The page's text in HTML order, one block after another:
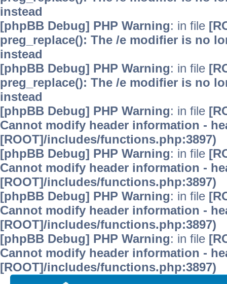
instead
[phpBB Debug] PHP Warning: in file
preg_replace(): The /e modifier is no
instead
[phpBB Debug] PHP Warning: in file
preg_replace(): The /e modifier is no
instead
[phpBB Debug] PHP Warning: in file
Cannot modify header information -
[ROOT]/includes/functions.php:3897)
[phpBB Debug] PHP Warning: in file
Cannot modify header information -
[ROOT]/includes/functions.php:3897)
[phpBB Debug] PHP Warning: in file
Cannot modify header information -
[ROOT]/includes/functions.php:3897)
[phpBB Debug] PHP Warning: in file
Cannot modify header information -
[ROOT]/includes/functions.php:3897)